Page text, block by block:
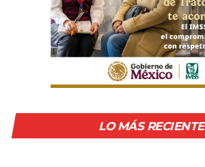
LO MÁS RECIENTE